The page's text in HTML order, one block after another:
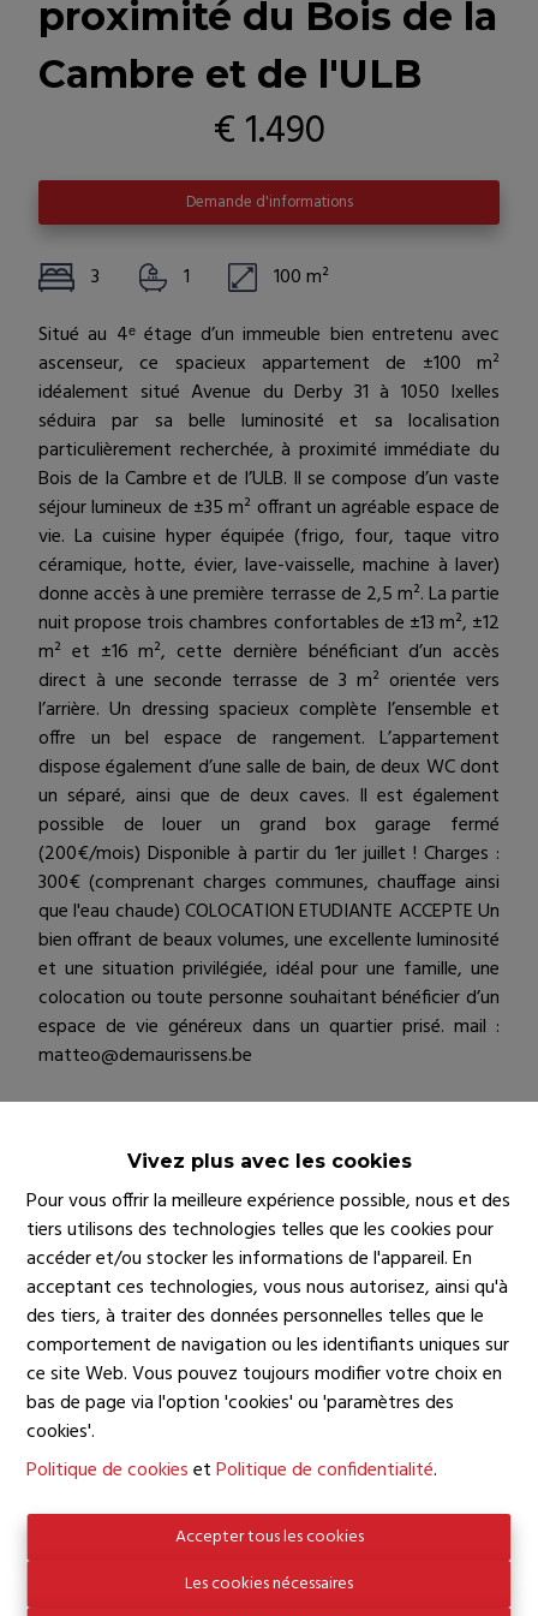
Vivez plus avec les cookies
Pour vous offrir la meilleure expérience possible, nous et des
tiers utilisons des technologies telles que les cookies pour
accéder et/ou stocker les informations de l'appareil. En
acceptant ces technologies, vous nous autorisez, ainsi qu'à
des tiers, à traiter des données personnelles telles que le
comportement de navigation ou les identifiants uniques sur
ce site Web. Vous pouvez toujours modifier votre choix en
bas de page via l'option 'cookies' ou 'paramètres des
cookies'.
Politique de cookiesetPolitique de confidentialité.
Accepter tous les cookies
Les cookies nécessaires
proximité du Bois de la
Cambre et de l'ULB
€ 1.490
Demande d'informations
3 1
100 m²
Situé au 4ᵉ étage d’un immeuble bien entretenu avec
ascenseur, ce spacieux appartement de ±100 m²
idéalement situé Avenue du Derby 31 à 1050 Ixelles
séduira par sa belle luminosité et sa localisation
particulièrement recherchée, à proximité immédiate du
Bois de la Cambre et de l’ULB. Il se compose d’un vaste
séjour lumineux de ±35 m² offrant un agréable espace de
vie. La cuisine hyper équipée (frigo, four, taque vitro
céramique, hotte, évier, lave-vaisselle, machine à laver)
donne accès à une première terrasse de 2,5 m². La partie
nuit propose trois chambres confortables de ±13 m², ±12
m² et ±16 m², cette dernière bénéficiant d’un accès
direct à une seconde terrasse de 3 m² orientée vers
l’arrière. Un dressing spacieux complète l’ensemble et
offre un bel espace de rangement. L’appartement
dispose également d’une salle de bain, de deux WC dont
un séparé, ainsi que de deux caves. Il est également
possible de louer un grand box garage fermé
(200€/mois) Disponible à partir du 1er juillet ! Charges :
300€ (comprenant charges communes, chauffage ainsi
que l'eau chaude) COLOCATION ETUDIANTE ACCEPTE Un
bien offrant de beaux volumes, une excellente luminosité
et une situation privilégiée, idéal pour une famille, une
colocation ou toute personne souhaitant bénéficier d’un
espace de vie généreux dans un quartier prisé. mail :
matteo@demaurissens.be
Général
Adresse
Avenue du Derby , 1050 Ixelles
Étage
4
Nombre d'étages
5
Nombre de chambres
3
Nombre de toilettes
Superficie habitable